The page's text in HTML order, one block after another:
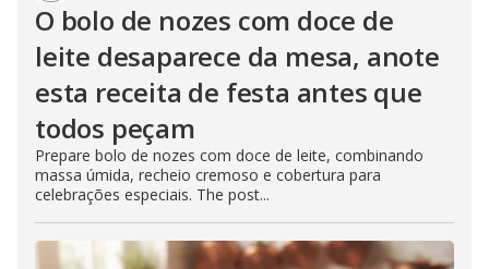
O bolo de nozes com doce de
leite desaparece da mesa, anote
esta receita de festa antes que
todos peçam
Prepare bolo de nozes com doce de leite, combinando
massa úmida, recheio cremoso e cobertura para
celebrações especiais. The post...